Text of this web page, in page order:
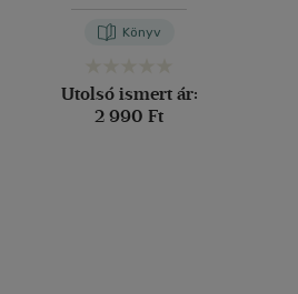
Könyv
Utolsó ismert ár:
2 990 Ft